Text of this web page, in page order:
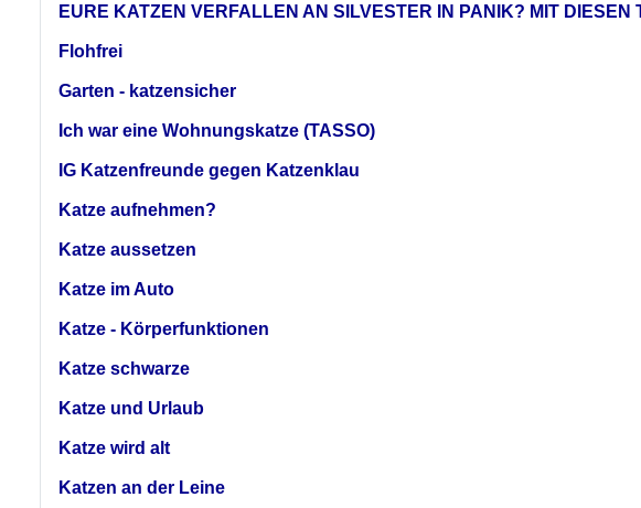
EURE KATZEN VERFALLEN AN SILVESTER IN PANIK? MIT DIESEN
Flohfrei
Garten - katzensicher
Ich war eine Wohnungskatze (TASSO)
IG Katzenfreunde gegen Katzenklau
Katze aufnehmen?
Katze aussetzen
Katze im Auto
Katze - Körperfunktionen
Katze schwarze
Katze und Urlaub
Katze wird alt
Katzen an der Leine